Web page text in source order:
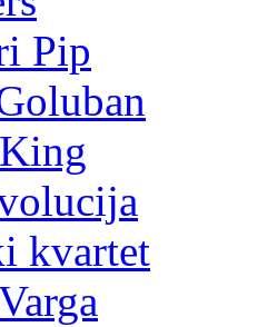
Pip
kvartet